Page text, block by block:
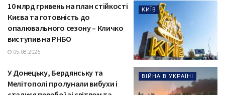
КИЇВ
10 млрд гривень на план стійкості
Києва та готовність до
опалювального сезону – Кличко
виступив на РНБО
05.08.2026
ВІЙНА В УКРАЇНІ
У Донецьку, Бердянську та
Мелітополі пролунали вибухи і